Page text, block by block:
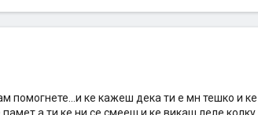
помогнете...и ке кажеш дека ти е мн тешко и ке